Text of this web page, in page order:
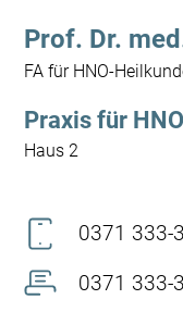
Prof. Dr.
FA für HNO-
Praxis für
Haus 2
0371 333-
0371 333-